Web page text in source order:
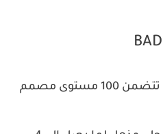
حملة لاعب فردي غنية تتضمن 100 مستوى مصمم